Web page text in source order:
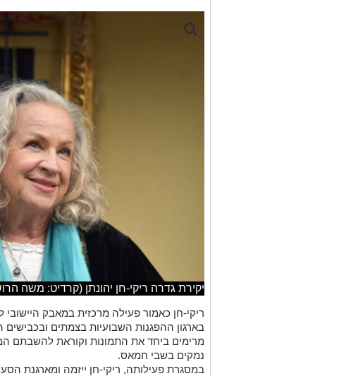
יקירת גדרה ריקי-חן יהונתן (קרדיט: משה
ריקי-חן כאמור פעילה מרכזית במאבק
בארגון ההפגנות השבועיות בצמתים ובכבישים
נמקים בשבי חמאס.
במסגרת פעילותה, ריקי-חן ייזמה ומארגנת